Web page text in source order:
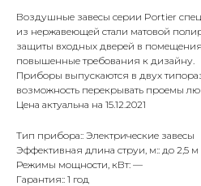
Воздушные завесы серии Portier
из нержавеющей стали матовой
защиты входных дверей в
повышенные требования к дизайну.
Приборы выпускаются в двух
возможность перекрывать проемы
Цена актуальна на 15.12.2021
Тип прибора:: Электрические завесы
Эффективная длина струи, м:: до 2,5 м
Режимы мощности, кВт: —
Гарантия:: 1 год